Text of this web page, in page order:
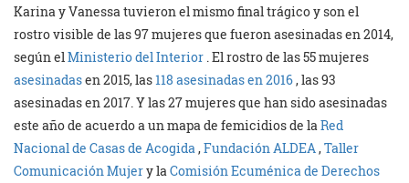
Karina y Vanessa tuvieron el mismo final trágico y son el
rostro visible de las 97 mujeres que fueron asesinadas en 2014,
según elMinisterio del Interior . El rostro de las 55 mujeres
asesinadasen 2015, las118 asesinadas en 2016, las 93
asesinadas en 2017. Y las 27 mujeres que han sido asesinadas
este año de acuerdo a un mapa de femicidios de laRed
Nacional de Casas de Acogida,Fundación ALDEA,Taller
Comunicación Mujery laComisión Ecuménica de Derechos